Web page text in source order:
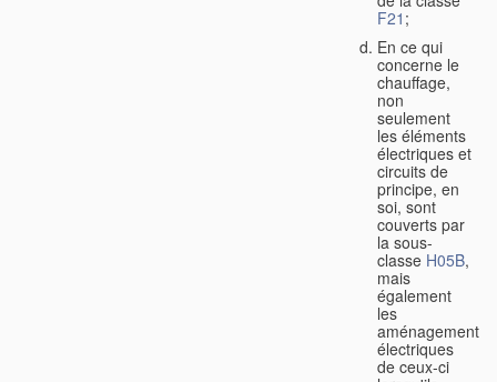
F21 ;
En ce qui
concerne le
chauffage,
non
seulement
les éléments
électriques et
circuits de
principe, en
soi, sont
couverts par
la sous-
classe H05B,
mais
également
les
aménagements
électriques
de ceux-ci